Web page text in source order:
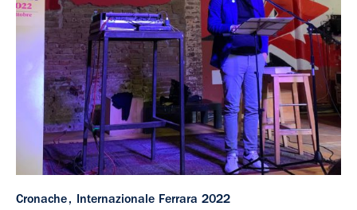
Cronache Internazionale Ferrara 2022